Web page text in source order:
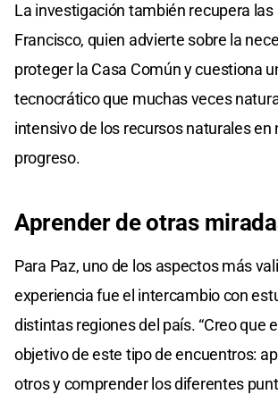
La investigación también recupera
Francisco, quien advierte sobre la
proteger la Casa Común y cuestiona
tecnocrático que muchas veces
intensivo de los recursos naturales en
progreso.
Aprender de otras
Para Paz, uno de los aspectos más
experiencia fue el intercambio con
distintas regiones del país. “Creo que
objetivo de este tipo de encuentros:
otros y comprender los diferentes